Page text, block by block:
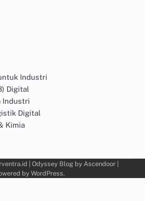
Industri
Digital
Industri
Digital
Kimia
| Odyssey Blog by Ascendoor |
by WordPress.